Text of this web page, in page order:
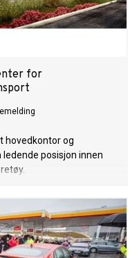
for
hovedkontor og
posisjon innen